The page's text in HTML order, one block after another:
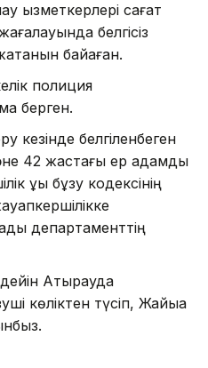
қызметкерлері сағат
белгісіз
байқаған.
полиция
берген.
кезінде белгіленбеген
42 жастағы ер адамды
құқық бұзу кодексінің
департаменттің
Атырауда
көліктен түсіп, Жайыққа